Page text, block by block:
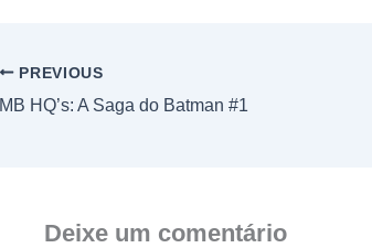
PREVIOUS
MB HQ’s: A Saga do Batman #1
Deixe um comentário